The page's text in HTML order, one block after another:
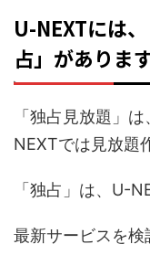
U-NEXTには
占」がありま
「 独占 見放題」
NEXTでは見放題
「独占」は、U-
最新サービスを検